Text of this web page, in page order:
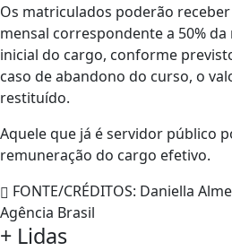
Os matriculados poderão
mensal correspondente a 50%
inicial do cargo, conforme
caso de abandono do curso, o
restituído.
Aquele que já é servidor público
remuneração do cargo efetivo.
FONTE/CRÉDITOS: Daniella
Agência Brasil
+ Lidas